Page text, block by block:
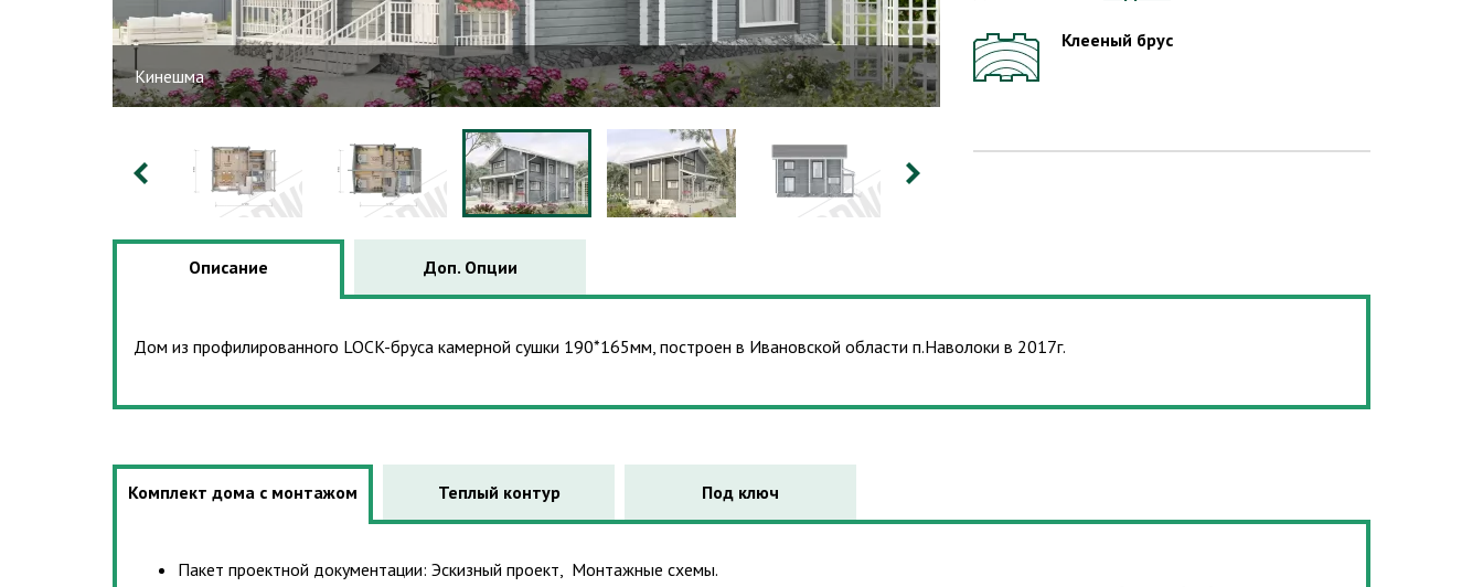
Кинешма
Клееный брус
Описание Доп. Опции
Дом из профилированного LOCK-бруса камерной сушки 190*165мм, построен в Ивановской области п.Наволоки в 2017г.
Комплект дома с монтажом Теплый контур Под ключ
Пакет проектной документации: Эскизный проект, Монтажные схемы.